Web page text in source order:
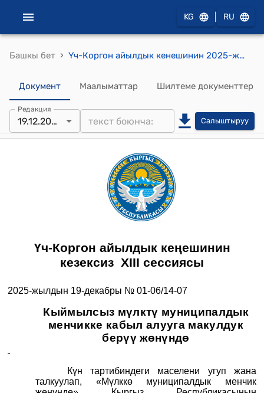
KG RU
Башкы бет › Үч-Коргон айылдык кенешинин 2025-жылдын 19-декабрындагы №01-06/14-07 "Кыймылсыз мүлктү муниципалдык менчикке кабыл алууга макулдук берүү жөнүндө" токтому
Документ Маалыматтар Шилтеме документтер
Редакция
19.12.2025 Салыштыруу